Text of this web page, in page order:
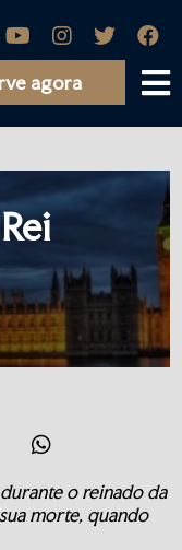
agora
o reinado da
morte, quando